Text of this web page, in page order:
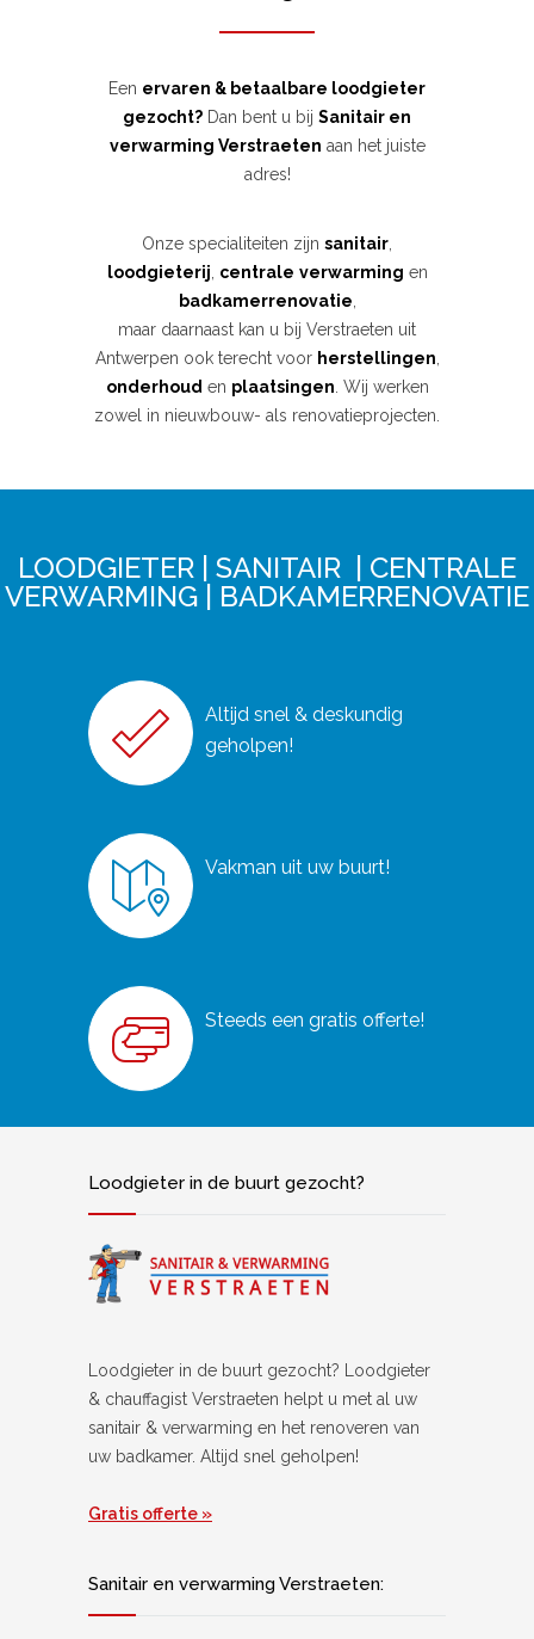
Een ervaren & betaalbare loodgieter
gezocht? Dan bent u bij Sanitair en
verwarming Verstraeten aan het juiste
adres!
Onze specialiteiten zijn sanitair
loodgieterij centrale verwarming en
badkamerrenovatie
maar daarnaast kan u bij Verstraeten uit
Antwerpen ook terecht voor herstellingen
onderhoud en plaatsingen . Wij werken
zowel in nieuwbouw- als renovatieprojecten.
LOODGIETER | SANITAIR | CENTRALE
VERWARMING | BADKAMERRENOVATIE
Altijd snel & deskundig
geholpen!
Vakman uit uw buurt!
Steeds een gratis offerte!
Loodgieter in de buurt gezocht?
Loodgieter in de buurt gezocht? Loodgieter
& chauffagist Verstraeten helpt u met al uw
sanitair & verwarming en het renoveren van
uw badkamer. Altijd snel geholpen!
Gratis offerte »
Sanitair en verwarming Verstraeten: